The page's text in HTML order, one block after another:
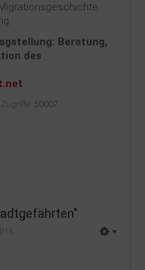
Beratung,
des
Zugriffe: 50007